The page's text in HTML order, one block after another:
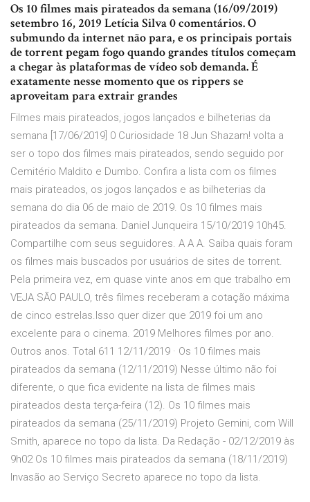
Os 10 filmes mais pirateados da semana (16/09/2019)
setembro 16, 2019 Letícia Silva 0 comentários. O
submundo da internet não para, e os principais portais
de torrent pegam fogo quando grandes títulos começam
a chegar às plataformas de vídeo sob demanda. É
exatamente nesse momento que os rippers se
aproveitam para extrair grandes
Filmes mais pirateados, jogos lançados e bilheterias da
semana [17/06/2019] 0 Curiosidade 18 Jun Shazam! volta a
ser o topo dos filmes mais pirateados, sendo seguido por
Cemitério Maldito e Dumbo. Confira a lista com os filmes
mais pirateados, os jogos lançados e as bilheterias da
semana do dia 06 de maio de 2019. Os 10 filmes mais
pirateados da semana. Daniel Junqueira 15/10/2019 10h45.
Compartilhe com seus seguidores. A A A. Saiba quais foram
os filmes mais buscados por usuários de sites de torrent.
Pela primeira vez, em quase vinte anos em que trabalho em
VEJA SÃO PAULO, três filmes receberam a cotação máxima
de cinco estrelas.Isso quer dizer que 2019 foi um ano
excelente para o cinema. 2019 Melhores filmes por ano.
Outros anos. Total 611 12/11/2019 · Os 10 filmes mais
pirateados da semana (12/11/2019) Nesse último não foi
diferente, o que fica evidente na lista de filmes mais
pirateados desta terça-feira (12). Os 10 filmes mais
pirateados da semana (25/11/2019) Projeto Gemini, com Will
Smith, aparece no topo da lista. Da Redação - 02/12/2019 às
9h02 Os 10 filmes mais pirateados da semana (18/11/2019)
Invasão ao Serviço Secreto aparece no topo da lista.